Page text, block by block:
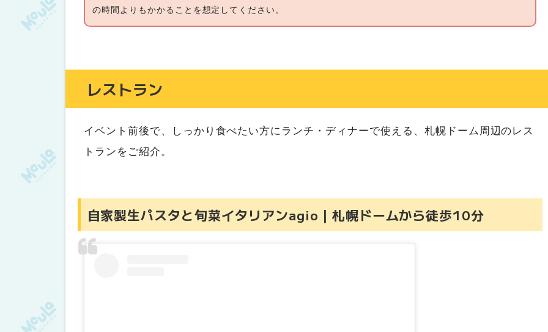
の時間よりもかかることを想定してください。
レストラン
イベント前後で、しっかり食べたい方にランチ・ディナーで使える、札幌ドーム周辺のレス
トランをご紹介。
自家製生パスタと旬菜イタリアンagio｜札幌ドームから徒歩10分